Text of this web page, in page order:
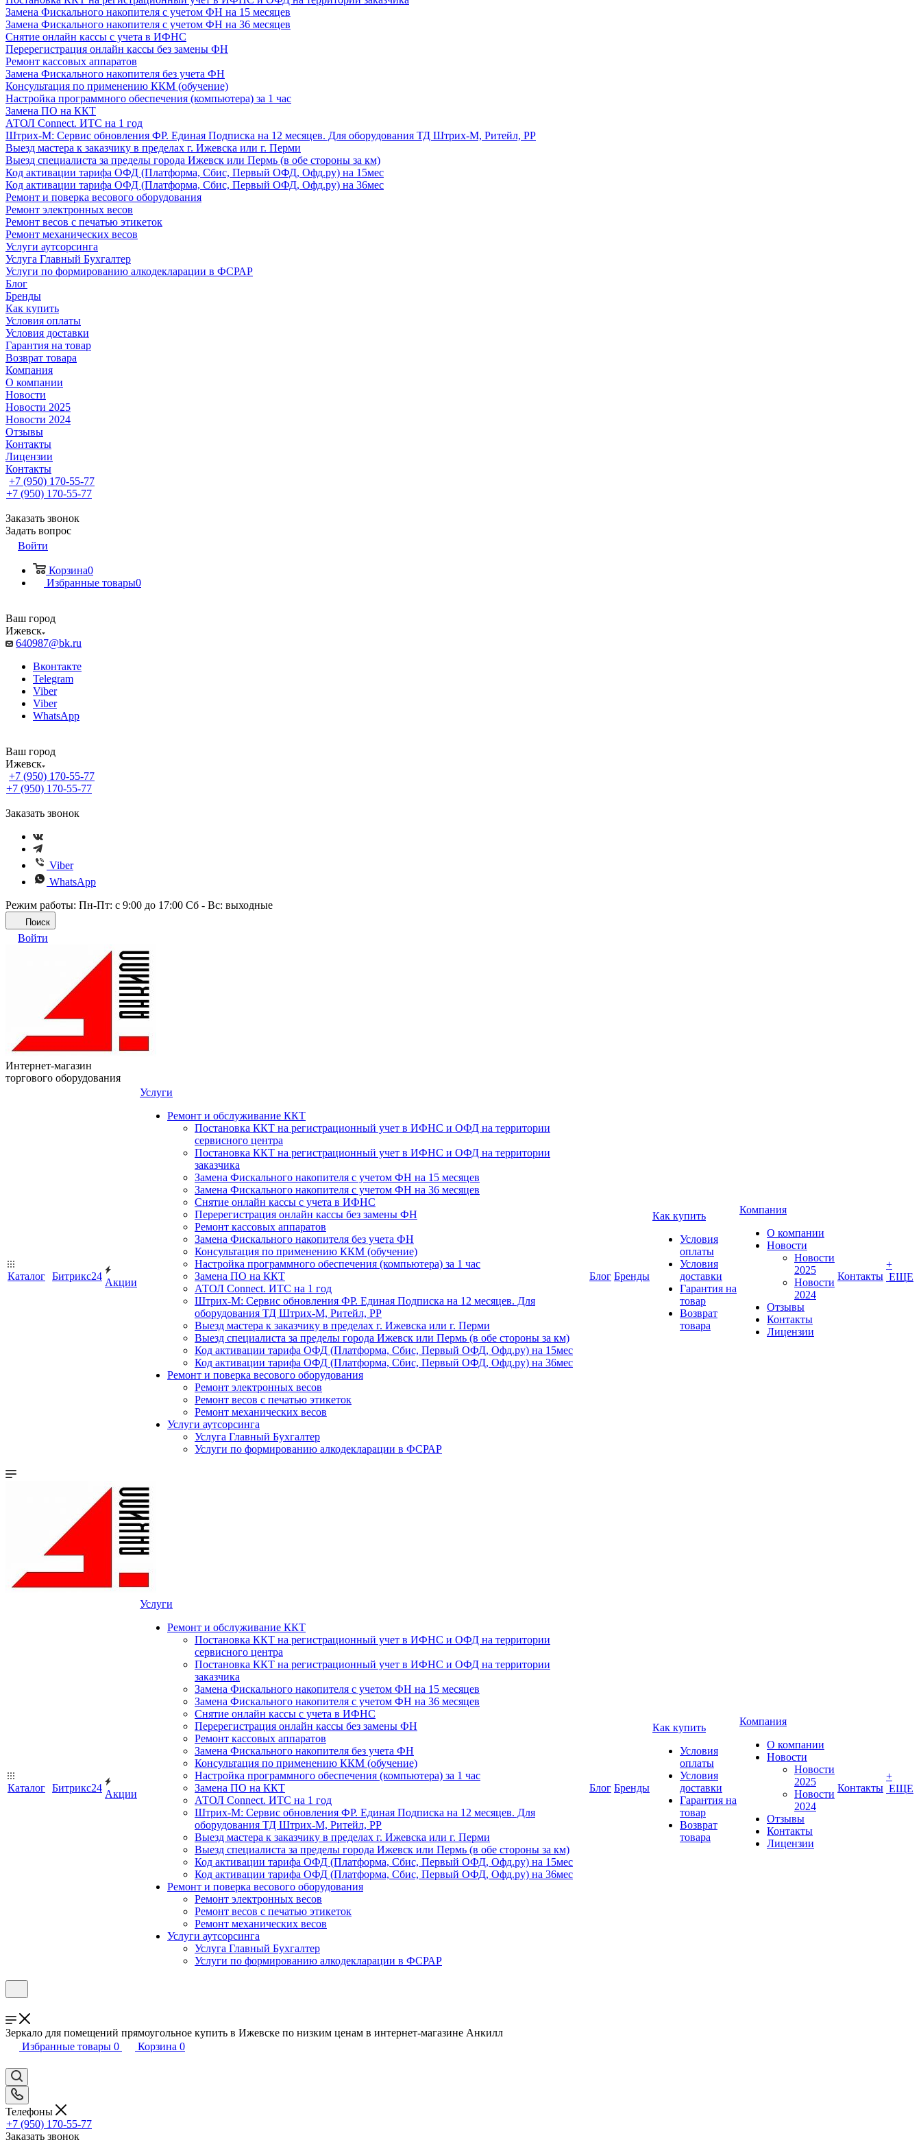
Замена Фискального накопителя с учетом ФН на 15 месяцев
Замена Фискального накопителя с учетом ФН на 36 месяцев
Снятие онлайн кассы с учета в ИФНС
Перерегистрация онлайн кассы без замены ФН
Ремонт кассовых аппаратов
Замена Фискального накопителя без учета ФН
Консультация по применению ККМ (обучение)
Настройка программного обеспечения (компьютера) за 1 час
Замена ПО на ККТ
АТОЛ Connect. ИТС на 1 год
Штрих-М: Сервис обновления ФР. Единая Подписка на 12 месяцев. Для оборудования ТД Штрих-М, Ритейл, РР
Выезд мастера к заказчику в пределах г. Ижевска или г. Перми
Выезд специалиста за пределы города Ижевск или Пермь (в обе стороны за км)
Код активации тарифа ОФД (Платформа, Сбис, Первый ОФД, Офд.ру) на 15мес
Код активации тарифа ОФД (Платформа, Сбис, Первый ОФД, Офд.ру) на 36мес
Ремонт и поверка весового оборудования
Ремонт электронных весов
Ремонт весов с печатью этикеток
Ремонт механических весов
Услуги аутсорсинга
Услуга Главный Бухгалтер
Услуги по формированию алкодекларации в ФСРАР
Блог
Бренды
Как купить
Условия оплаты
Условия доставки
Гарантия на товар
Возврат товара
Компания
О компании
Новости
Новости 2025
Новости 2024
Отзывы
Контакты
Лицензии
Контакты
+7 (950) 170-55-77
+7 (950) 170-55-77
Заказать звонок
Задать вопрос
Войти
Корзина0
Избранные товары0
Ваш город
Ижевск
640987@bk.ru
Вконтакте
Telegram
Viber
Viber
WhatsApp
Ваш город
Ижевск
+7 (950) 170-55-77
+7 (950) 170-55-77
Заказать звонок
Viber
WhatsApp
Режим работы: Пн-Пт: с 9:00 до 17:00 Сб - Вс: выходные
Поиск
Войти
Интернет-магазин
торгового оборудования
Каталог Битрикс24
Акции
Услуги
Ремонт и обслуживание ККТ
Постановка ККТ на регистрационный учет в ИФНС и ОФД на территории
сервисного центра
Постановка ККТ на регистрационный учет в ИФНС и ОФД на территории
заказчика
Замена Фискального накопителя с учетом ФН на 15 месяцев
Замена Фискального накопителя с учетом ФН на 36 месяцев
Снятие онлайн кассы с учета в ИФНС
Перерегистрация онлайн кассы без замены ФН
Ремонт кассовых аппаратов
Замена Фискального накопителя без учета ФН
Консультация по применению ККМ (обучение)
Настройка программного обеспечения (компьютера) за 1 час
Замена ПО на ККТ
АТОЛ Connect. ИТС на 1 год
Штрих-М: Сервис обновления ФР. Единая Подписка на 12 месяцев. Для
оборудования ТД Штрих-М, Ритейл, РР
Выезд мастера к заказчику в пределах г. Ижевска или г. Перми
Выезд специалиста за пределы города Ижевск или Пермь (в обе стороны за км)
Код активации тарифа ОФД (Платформа, Сбис, Первый ОФД, Офд.ру) на 15мес
Код активации тарифа ОФД (Платформа, Сбис, Первый ОФД, Офд.ру) на 36мес
Ремонт и поверка весового оборудования
Ремонт электронных весов
Ремонт весов с печатью этикеток
Ремонт механических весов
Услуги аутсорсинга
Услуга Главный Бухгалтер
Услуги по формированию алкодекларации в ФСРАР
Блог Бренды
Как купить
Условия
оплаты
Условия
доставки
Гарантия на
товар
Возврат
товара
Компания
О компании
Новости
Новости
2025
Новости
2024
Отзывы
Контакты
Лицензии
Контакты
+
ЕЩЕ
Каталог Битрикс24
Акции
Услуги
Ремонт и обслуживание ККТ
Постановка ККТ на регистрационный учет в ИФНС и ОФД на территории
сервисного центра
Постановка ККТ на регистрационный учет в ИФНС и ОФД на территории
заказчика
Замена Фискального накопителя с учетом ФН на 15 месяцев
Замена Фискального накопителя с учетом ФН на 36 месяцев
Снятие онлайн кассы с учета в ИФНС
Перерегистрация онлайн кассы без замены ФН
Ремонт кассовых аппаратов
Замена Фискального накопителя без учета ФН
Консультация по применению ККМ (обучение)
Настройка программного обеспечения (компьютера) за 1 час
Замена ПО на ККТ
АТОЛ Connect. ИТС на 1 год
Штрих-М: Сервис обновления ФР. Единая Подписка на 12 месяцев. Для
оборудования ТД Штрих-М, Ритейл, РР
Выезд мастера к заказчику в пределах г. Ижевска или г. Перми
Выезд специалиста за пределы города Ижевск или Пермь (в обе стороны за км)
Код активации тарифа ОФД (Платформа, Сбис, Первый ОФД, Офд.ру) на 15мес
Код активации тарифа ОФД (Платформа, Сбис, Первый ОФД, Офд.ру) на 36мес
Ремонт и поверка весового оборудования
Ремонт электронных весов
Ремонт весов с печатью этикеток
Ремонт механических весов
Услуги аутсорсинга
Услуга Главный Бухгалтер
Услуги по формированию алкодекларации в ФСРАР
Блог Бренды
Как купить
Условия
оплаты
Условия
доставки
Гарантия на
товар
Возврат
товара
Компания
О компании
Новости
Новости
2025
Новости
2024
Отзывы
Контакты
Лицензии
Контакты
+
ЕЩЕ
Зеркало для помещений прямоугольное купить в Ижевске по низким ценам в интернет-магазине Анкилл
Избранные товары 0 Корзина 0
Телефоны
+7 (950) 170-55-77
Заказать звонок